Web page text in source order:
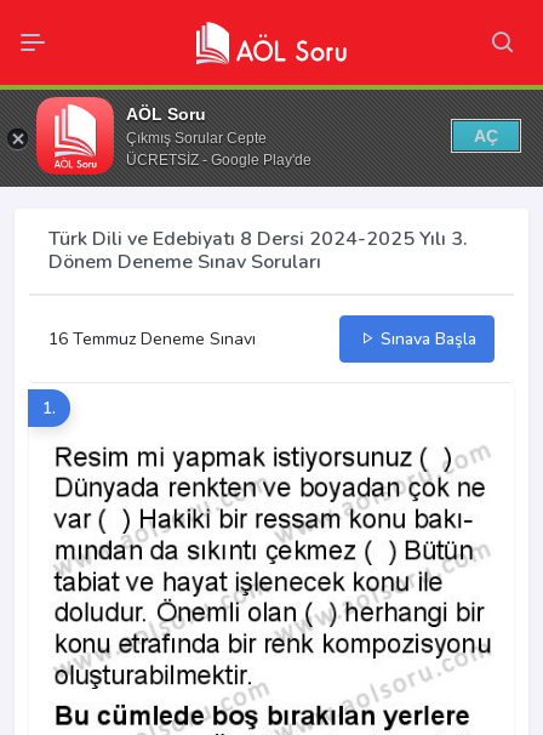
AÖL Soru
Çıkmış Sorular Cepte
ÜCRETSİZ - Google Play'de
AÇ
Türk Dili ve Edebiyatı 8 Dersi 2024-2025 Yılı 3.
Dönem Deneme Sınav Soruları
16 Temmuz Deneme Sınavı Sınava Başla
1.